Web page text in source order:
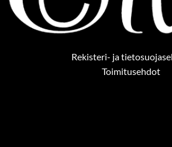
Rekisteri- ja
Toimitusehdot